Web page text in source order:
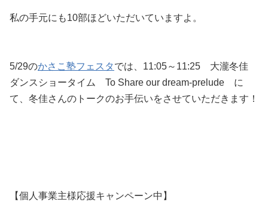
私の手元にも10部ほどいただいていますよ。
5/29のかさこ塾フェスタ では、11:05～11:25 大瀧冬佳
ダンスショータイム To Share our dream-prelude に
て、冬佳さんのトークのお手伝いをさせていただきます！
【個人事業主様応援キャンペーン中】